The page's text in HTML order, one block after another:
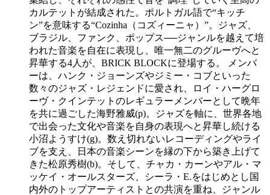
カルテットが結成された。ポルトガル語で“キッチ
ン”を意味する“Cozinha（コズィーニャ）”。ジャズ、
ブラジル、ファンク、ポップス──ジャンルを越えて培
われた音楽を自在に表現し、唯一無二のグルーヴへと
昇華する4人が、BRICK BLOCKに登場する。 メンバ
ーは、ハンク・ジョーンズやジミー・コブといった
数々のジャズ・レジェンドに愛され、ロイ・ハーグロ
ーヴ・クインテットのレギュラーメンバーとして晩年
を共に過ごした海野雅威(p)。ジャズを軸に、世界各地
で出会った文化や音楽を自身の表現へと昇華し続ける
小沼ようすけ(g)。数え切れないレコーディングやライ
ブを支え、日本の音楽シーンを縁の下から築き上げて
きた松原秀樹(b)。そして、チャカ・カーンやアル・マ
ッケイ・オールスターズ、シーラ・E.をはじめとし国
内外のトップアーティストとの共演を重ね、ジャンル